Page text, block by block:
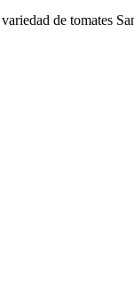
de tomates